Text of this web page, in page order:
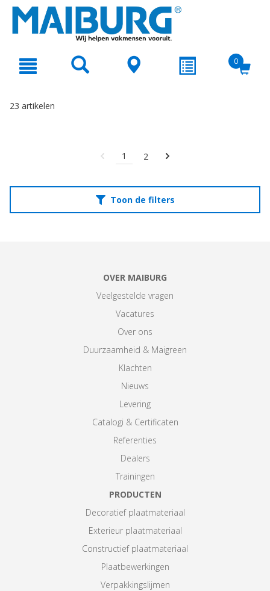
text.skipToNavigation
0
23 artikelen
1 2
Toon de filters
OVER MAIBURG
Veelgestelde vragen
Vacatures
Over ons
Duurzaamheid & Maigreen
Klachten
Nieuws
Levering
Catalogi & Certificaten
Referenties
Dealers
Trainingen
PRODUCTEN
Decoratief plaatmateriaal
Exterieur plaatmateriaal
Constructief plaatmateriaal
Plaatbewerkingen
Verpakkingslijmen